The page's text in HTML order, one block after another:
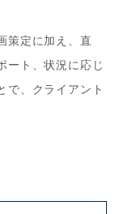
策定に加え、直
ート、状況に応じ
で、クライアント